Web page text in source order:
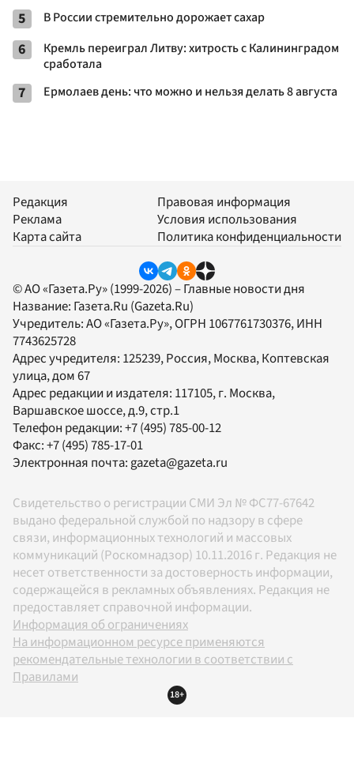
5 В России стремительно дорожает сахар
6
Кремль переиграл Литву: хитрость с Калининградом
сработала
7 Ермолаев день: что можно и нельзя делать 8 августа
Редакция
Реклама
Карта сайта
Правовая информация
Условия использования
Политика конфиденциальности
© АО «Газета.Ру» (1999-2026) – Главные новости дня
Название: Газета.Ru (Gazeta.Ru)
Учредитель:АО «Газета.Ру», ОГРН 1067761730376, ИНН
7743625728
Адрес учредителя: 125239, Россия, Москва, Коптевская
улица, дом 67
Адрес редакции и издателя: 117105, г. Москва,
Варшавское шоссе, д.9, стр.1
Телефон редакции:+7 (495) 785-00-12
Факс:+7 (495) 785-17-01
Электронная почта: gazeta@gazeta.ru
Свидетельство о регистрации СМИ Эл № ФС77-67642
выдано федеральной службой по надзору в сфере
связи, информационных технологий и массовых
коммуникаций (Роскомнадзор) 10.11.2016 г. Редакция не
несет ответственности за достоверность информации,
содержащейся в рекламных объявлениях. Редакция не
предоставляет справочной информации.
Информация об ограничениях
На информационном ресурсе применяются
рекомендательные технологии в соответствии с
Правилами
18+